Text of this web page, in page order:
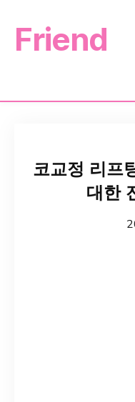
Friend
코교정 리프
대한